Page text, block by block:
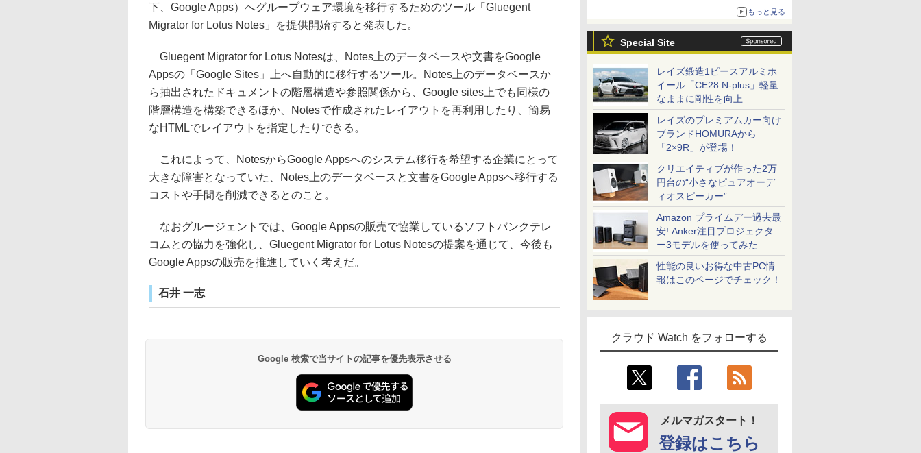
もっと見る
Special Site
レイズ鍛造1ピースアルミホ
イール「CE28 N-plus」軽量
なままに剛性を向上
レイズのプレミアムカー向け
ブランドHOMURAから
「2×9R」が登場！
クリエイティブが作った2万
円台の“小さなピュアオーデ
ィオスピーカー”
Amazon プライムデー過去最
安! Anker注目プロジェクタ
ー3モデルを使ってみた
性能の良いお得な中古PC情
報はこのページでチェック！
クラウド Watch をフォローする
メルマガスタート！
登録はこちら
下、Google Apps）へグループウェア環境を移行するためのツール「Gluegent
Migrator for Lotus Notes」を提供開始すると発表した。
Gluegent Migrator for Lotus Notesは、Notes上のデータベースや文書をGoogle
Appsの「Google Sites」上へ自動的に移行するツール。Notes上のデータベースか
ら抽出されたドキュメントの階層構造や参照関係から、Google sites上でも同様の
階層構造を構築できるほか、Notesで作成されたレイアウトを再利用したり、簡易
なHTMLでレイアウトを指定したりできる。
これによって、NotesからGoogle Appsへのシステム移行を希望する企業にとって
大きな障害となっていた、Notes上のデータベースと文書をGoogle Appsへ移行する
コストや手間を削減できるとのこと。
なおグルージェントでは、Google Appsの販売で協業しているソフトバンクテレ
コムとの協力を強化し、Gluegent Migrator for Lotus Notesの提案を通じて、今後も
Google Appsの販売を推進していく考えだ。
石井 一志
Google 検索で当サイトの記事を優先表示させる